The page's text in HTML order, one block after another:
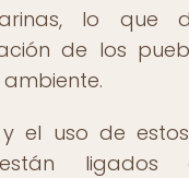
lo que
de los
el uso de
ligados